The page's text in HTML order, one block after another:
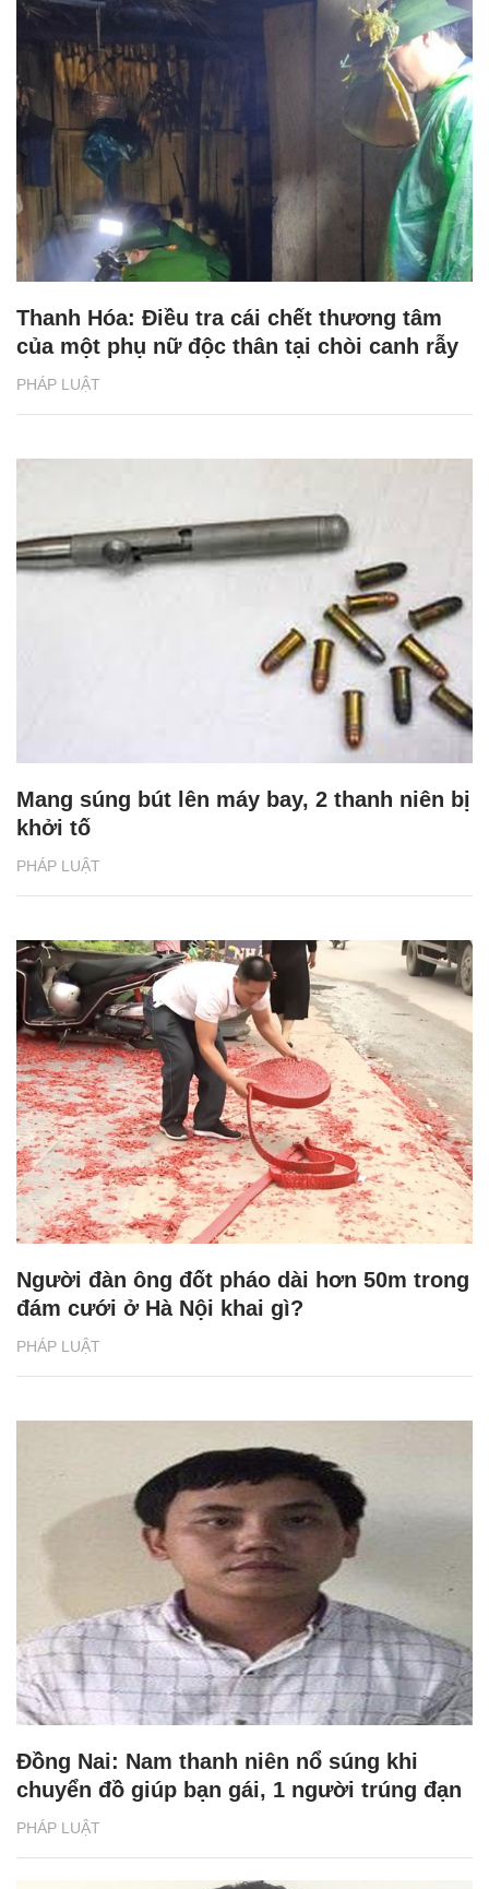
PHÁP LUẬT
Thanh Hóa: Điều tra cái chết thương tâm
của một phụ nữ độc thân tại chòi canh rẫy
PHÁP LUẬT
Mang súng bút lên máy bay, 2 thanh niên bị
khởi tố
PHÁP LUẬT
Người đàn ông đốt pháo dài hơn 50m trong
đám cưới ở Hà Nội khai gì?
PHÁP LUẬT
Đồng Nai: Nam thanh niên nổ súng khi
chuyển đồ giúp bạn gái, 1 người trúng đạn